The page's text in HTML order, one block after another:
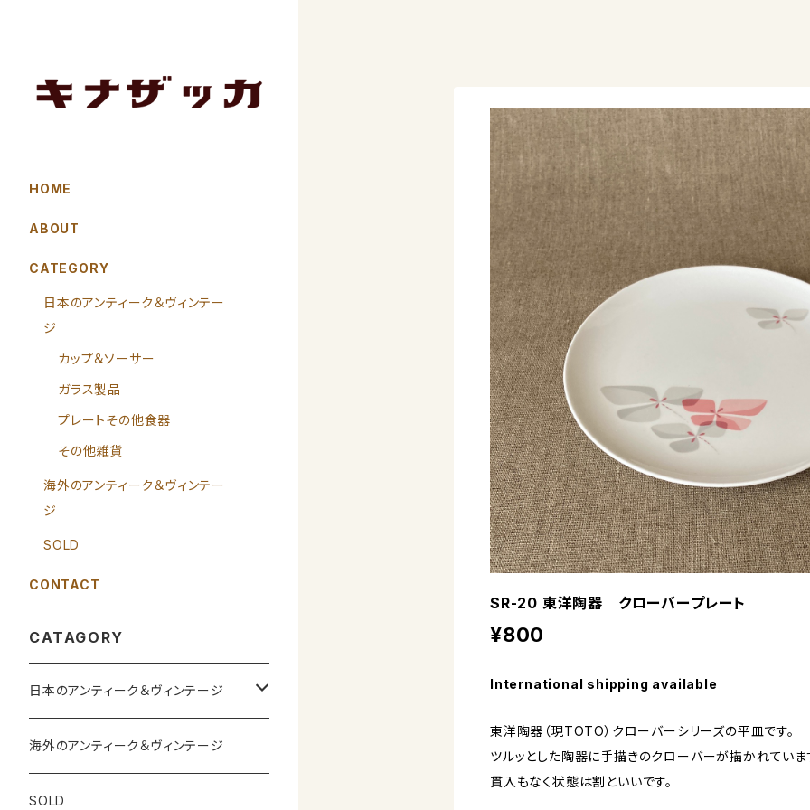
SR-20 東洋陶器 クローバープレート
¥800
International shipping available
東洋陶器（現TOTO）クローバーシリーズの平皿です。
ツルッとした陶器に手描きのクローバーが描かれていま
貫入もなく状態は割といいです。
HOME
ABOUT
CATEGORY
日本のアンティーク＆ヴィンテー
ジ
カップ＆ソーサー
ガラス製品
プレートその他食器
その他雑貨
海外のアンティーク＆ヴィンテー
ジ
SOLD
CONTACT
CATAGORY
日本のアンティーク＆ヴィンテージ
カップ＆ソーサー
ガラス製品
海外のアンティーク＆ヴィンテージ
SOLD